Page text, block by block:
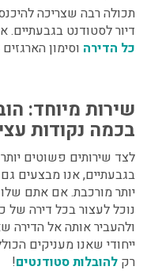
תכולה רבה שצריכה
דיור לסטודנט
כל הדירה וסימון
שירות מיוחד:
בכמה נקודות
לצד שירותים פשוטים
בגבעתיים,אנו מבצעים
יותר מורכבת. אם אתם
נוכל לעצור בכל דירה
ולהעביר אותה אל הדירה
ייחודי שאנו מעניקים
רק להובלות סטודנטים!